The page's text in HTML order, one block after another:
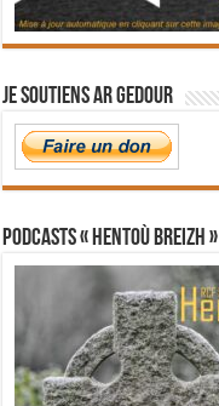
Je soutiens Ar Gedour
PODCASTS « Hentoù Breizh »